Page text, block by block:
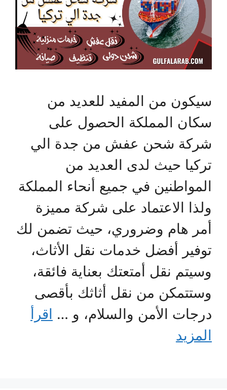
سيكون من المفيد للعديد من
سكان المملكة الحصول على
شركة شحن عفش من جدة الي
تركيا حيث لدى العديد من
المواطنين في جميع أنحاء المملكة
ولذا الاعتماد على شركة مميزة
أمر هام وضروري، حيث تضمن لك
توفير أفضل خدمات نقل الأثاث،
وسيتم نقل أمتعتك بعناية فائقة،
وستتمكن من نقل أثاثك بأقصى
درجات الأمن والسلام، و … اقرأ
المزيد